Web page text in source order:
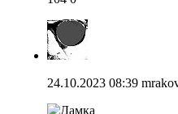
24.10.2023 08:39